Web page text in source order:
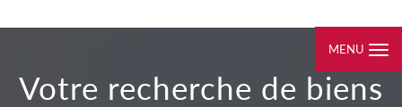
MENU
votre recherche de biens